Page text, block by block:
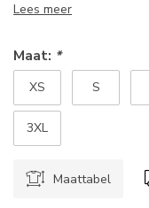
Lees meer
Maat: *
XS S
3XL
Maattabel